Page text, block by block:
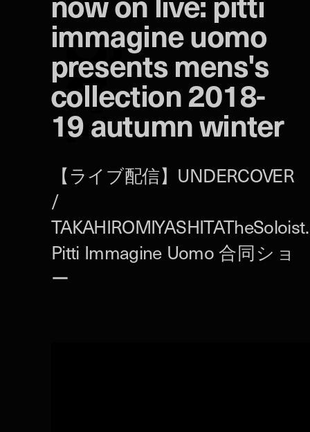
t
a
g
immagine uomo
presents mens's
collection 2018-
19 autumn winter